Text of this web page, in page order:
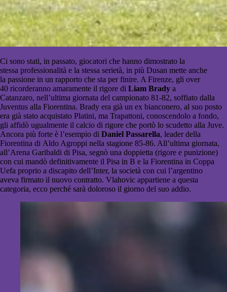
Ci sono stati, in passato, giocatori che hanno dimostrato la
stessa professionalità e la stessa serietà, in più Dusan mette anche
la passione in un rapporto che sta per finire. A Firenze, gli over
40 ricorderanno amaramente il rigore di Liam Brady a
Catanzaro, nell’ultima giornata del campionato 81-82, soffiato dalla
Juventus alla Fiorentina. Brady era già un ex bianconero, al suo posto
era già stato acquistato Platini, ma Trapattoni, conoscendolo a fondo,
gli affidò ugualmente il calcio di rigore che portò lo scudetto alla Juve.
Ancora più forte è l’esempio di Daniel Passarella, leader della
Fiorentina di Aldo Agroppi nella stagione 85-86. All’ultima giornata,
all’Arena Garibaldi di Pisa, segnò una doppietta (rigore e punizione)
con cui mandò definitivamente il Pisa in B e la Fiorentina in Coppa
Uefa proprio a discapito dell’Inter, la società con cui l’argentino
aveva firmato il nuovo contratto. Vlahovic appartiene a questa
categoria, ecco perché sarà doloroso il giorno del suo addio.